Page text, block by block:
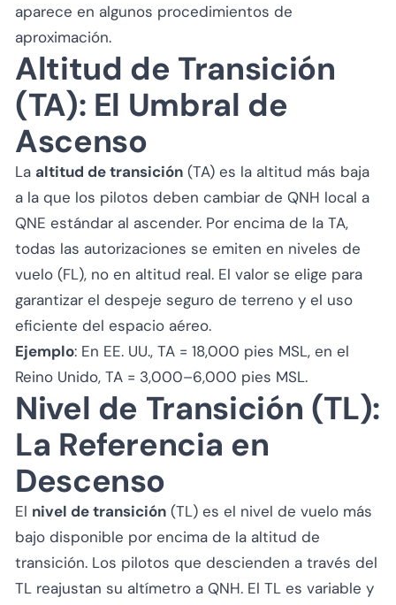
aparece en algunos procedimientos de
aproximación.
Altitud de Transición
(TA): El Umbral de
Ascenso
La altitud de transición (TA) es la altitud más baja
a la que los pilotos deben cambiar de QNH local a
QNE estándar al ascender. Por encima de la TA,
todas las autorizaciones se emiten en niveles de
vuelo (FL), no en altitud real. El valor se elige para
garantizar el despeje seguro de terreno y el uso
eficiente del espacio aéreo.
Ejemplo: En EE. UU., TA = 18,000 pies MSL, en el
Reino Unido, TA = 3,000–6,000 pies MSL.
Nivel de Transición (TL):
La Referencia en
Descenso
El nivel de transición (TL) es el nivel de vuelo más
bajo disponible por encima de la altitud de
transición. Los pilotos que descienden a través del
TL reajustan su altímetro a QNH. El TL es variable y